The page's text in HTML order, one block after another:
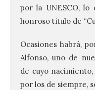
por la UNESCO, lo
honroso título de
Ocasiones habrá,
Alfonso, uno de
de cuyo
por los de siempre,
Se
en la
ciudad.
del Ayuntamiento
acogido esta
oficial del Festival One